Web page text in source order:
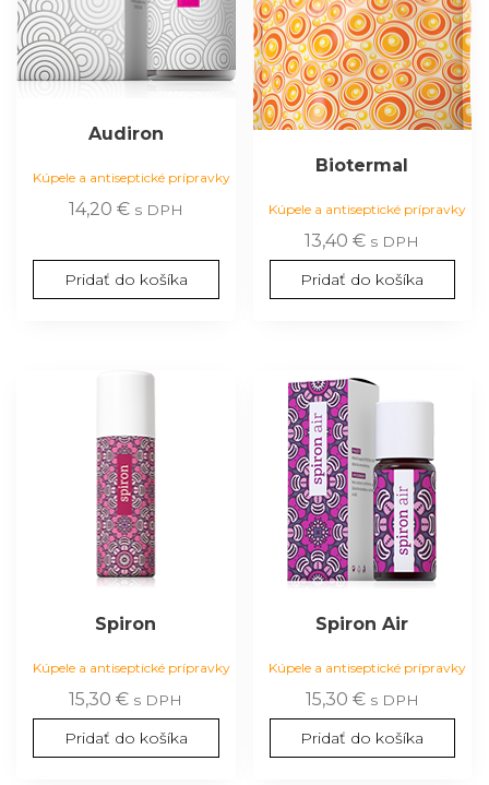
Audiron
Kúpele a antiseptické prípravky
14,20 € s DPH
Pridať do košíka
Biotermal
Kúpele a antiseptické prípravky
13,40€ s DPH
Pridať do košíka
Spiron
Kúpele a antiseptické prípravky
15,30€ s DPH
Pridať do košíka
Spiron Air
Kúpele a antiseptické prípravky
15,30 € s DPH
Pridať do košíka